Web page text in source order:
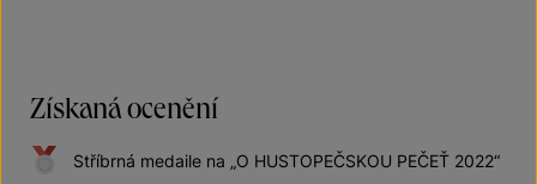
Získaná ocenění
Stříbrná medaile na „O HUSTOPEČSKOU PEČEŤ 2022“